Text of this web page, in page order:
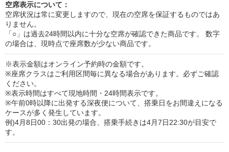
空席表示について：
空席状況は常に変更しますので、現在の空席を保証するものではあ
りません。
「○」は過去24時間以内に十分な空席が確認できた商品です。 数字
の場合は、現時点で座席数が少ない商品です。
※表示金額はオンライン予約時の金額です。
※座席クラスはご利用区間毎に異なる場合があります。必ずご確認
ください。
※表示時間はすべて現地時間・24時間表示です。
※午前0時以降に出発する深夜便について、搭乗日をお間違えになる
ケースが多く発生しています。
例)4月8日00：30出発の場合、搭乗手続きは4月7日22:30が目安で
す。